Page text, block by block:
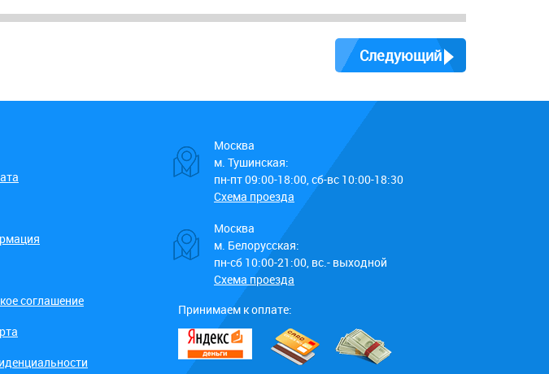
Следующий
соглашение
Москва
м. Тушинская:
пн-пт 09:00-18:00, сб-вс 10:00-18:30
Схема проезда
Москва
м. Белорусская:
пн-сб 10:00-21:00, вс.- выходной
Схема проезда
Принимаем к оплате: